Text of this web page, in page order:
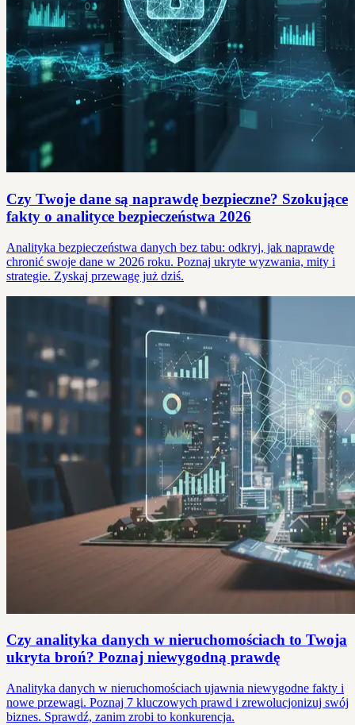
Czy Twoje dane są naprawdę bezpieczne? Szokujące
fakty o analityce bezpieczeństwa 2026
Analityka bezpieczeństwa danych bez tabu: odkryj, jak naprawdę
chronić swoje dane w 2026 roku. Poznaj ukryte wyzwania, mity i
strategie. Zyskaj przewagę już dziś.
Czy analityka danych w nieruchomościach to Twoja
ukryta broń? Poznaj niewygodną prawdę
Analityka danych w nieruchomościach ujawnia niewygodne fakty i
nowe przewagi. Poznaj 7 kluczowych prawd i zrewolucjonizuj swój
biznes. Sprawdź, zanim zrobi to konkurencja.